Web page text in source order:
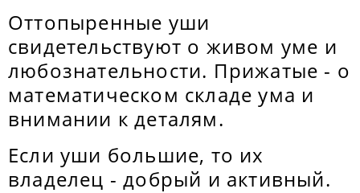
Оттопыренные уши
свидетельствуют о живом уме и
любознательности. Прижатые - о
математическом складе ума и
внимании к деталям.
Если уши большие, то их
владелец - добрый и активный.